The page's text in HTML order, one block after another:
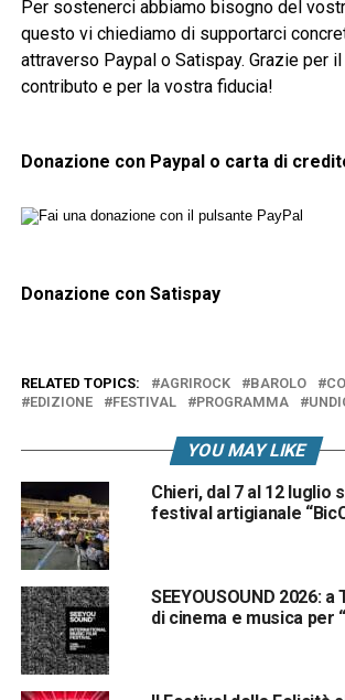
Per sostenerci abbiamo bisogno del
questo vi chiediamo di supportarci
attraverso Paypal o Satispay. Grazie per
contributo e per la vostra fiducia!
Donazione con Paypal o carta di
Donazione con Satispay
RELATED TOPICS: AGRIROCK BAROLO
EDIZIONE
FESTIVAL PROGRAMMA
YOU MAY LIKE
Chieri, dal 7 al 12 luglio
festival artigianale
SEEYOUSOUND 2026:
di cinema e musica per